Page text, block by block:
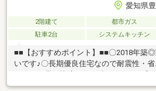
愛知県
2階建て 都市ガス
駐車2台
システムキッチン
■■【おすすめポイント】■■〇2018年築
いです♪〇長期優良住宅なので耐震性・省
り電気代削減及び売電収入得られます！